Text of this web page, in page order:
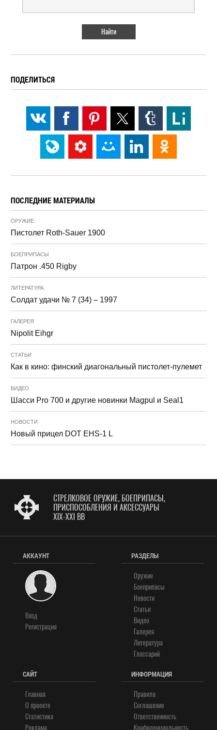
ПОДЕЛИТЬСЯ
ПОСЛЕДНИЕ МАТЕРИАЛЫ
ОРУЖИЕ
Пистолет Roth-Sauer 1900
БОЕПРИПАСЫ
Патрон .450 Rigby
ЛИТЕРАТУРА
Солдат удачи № 7 (34) – 1997
ГАЛЕРЕЯ
Nipolit Eihgr
СТАТЬИ
Как в кино: финский диагональный пистолет-пулемет
ВИДЕО
Шасси Pro 700 и другие новинки Magpul и Seal1
НОВОСТИ
Новый прицел DOT EHS-1 L
СТРЕЛКОВОЕ ОРУЖИЕ, БОЕПРИПАСЫ,
ПРИСПОСОБЛЕНИЯ И АКСЕССУАРЫ
XIX-XXI ВВ
АККАУНТ
Вход
Регистрация
РАЗДЕЛЫ
Оружие
Боеприпасы
Новости
Статьи
Видео
Галерея
Литература
Глоссарий
САЙТ
Главная
О проекте
Статистика
Реклама
ИНФОРМАЦИЯ
Правила
Соглашение
Ответственность
Конфиденциальность